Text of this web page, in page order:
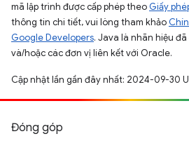
mã lập trình được cấp phép theo Giấy
thông tin chi tiết, vui lòng tham khảo
Google Developers. Java là nhãn hiệu
và/hoặc các đơn vị liên kết với Oracle.
Cập nhật lần gần đây nhất: 2024-09-30
Đóng góp